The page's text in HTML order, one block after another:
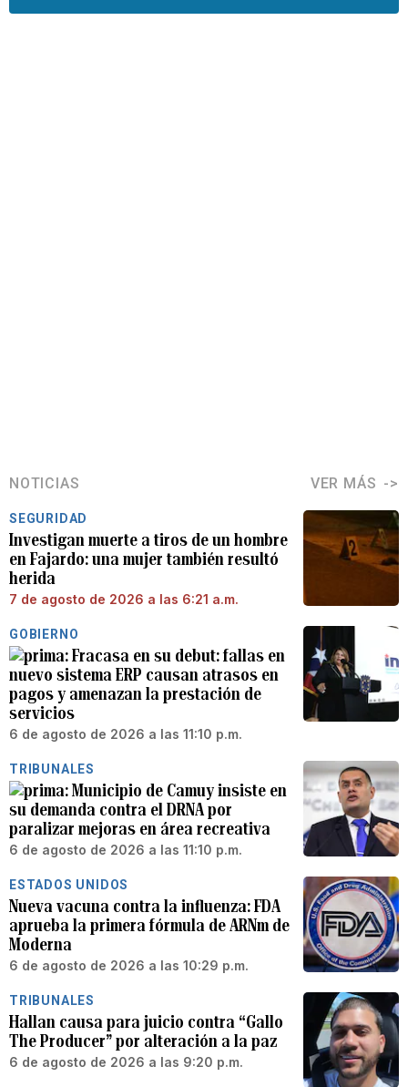
NOTICIAS VER MÁS
SEGURIDAD
Investigan muerte a tiros de un hombre
en Fajardo: una mujer también resultó
herida
7 de agosto de 2026 a las 6:21 a.m.
GOBIERNO
Fracasa en su debut: fallas en
nuevo sistema ERP causan atrasos en
pagos y amenazan la prestación de
servicios
6 de agosto de 2026 a las 11:10 p.m.
TRIBUNALES
Municipio de Camuy insiste en
su demanda contra el DRNA por
paralizar mejoras en área recreativa
6 de agosto de 2026 a las 11:10 p.m.
ESTADOS UNIDOS
Nueva vacuna contra la influenza: FDA
aprueba la primera fórmula de ARNm de
Moderna
6 de agosto de 2026 a las 10:29 p.m.
TRIBUNALES
Hallan causa para juicio contra “Gallo
The Producer” por alteración a la paz
6 de agosto de 2026 a las 9:20 p.m.